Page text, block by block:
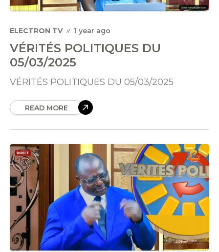
ELECTRON TV 1 year ago
VÉRITÉS POLITIQUES DU
05/03/2025
VÉRITÉS POLITIQUES DU 05/03/2025
READ MORE